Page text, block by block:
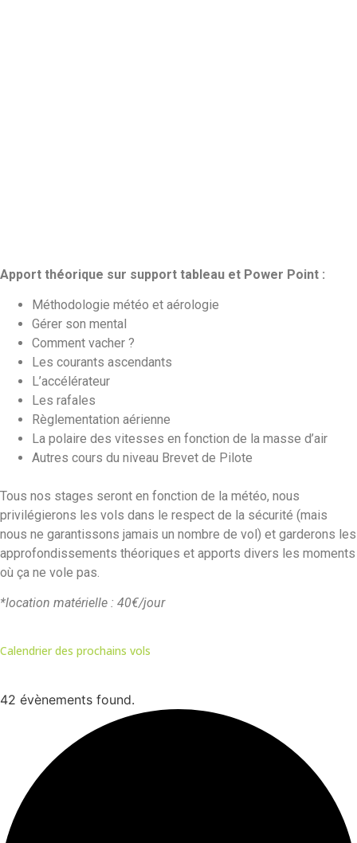
Apport théorique sur support tableau et Power Point :
Méthodologie météo et aérologie
Gérer son mental
Comment vacher ?
Les courants ascendants
L’accélérateur
Les rafales
Règlementation aérienne
La polaire des vitesses en fonction de la masse d’air
Autres cours du niveau Brevet de Pilote
Tous nos stages seront en fonction de la météo, nous
privilégierons les vols dans le respect de la sécurité (mais
nous ne garantissons jamais un nombre de vol) et garderons les
approfondissements théoriques et apports divers les moments
où ça ne vole pas.
*location matérielle : 40€/jour
Calendrier des prochains vols
42 évènements found.